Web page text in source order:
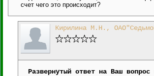
счет чего это происходит?
Кирилина М.Н.,
Развернутый ответ на Ваш